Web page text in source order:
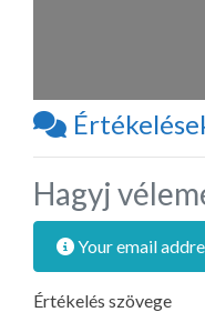
Hagyj
Your email
Értékelés szövege